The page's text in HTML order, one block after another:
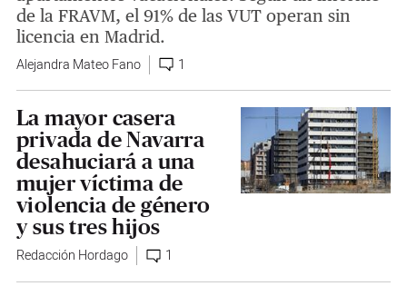
de la FRAVM, el 91% de las VUT operan sin
licencia en Madrid.
Alejandra Mateo Fano 1
La mayor casera
privada de Navarra
desahuciará a una
mujer víctima de
violencia de género
y sus tres hijos
Redacción Hordago 1